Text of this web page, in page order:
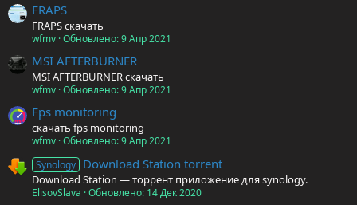
FRAPS
FRAPS скачать
wfmv Обновлено:9 Апр 2021
MSI AFTERBURNER
MSI AFTERBURNER скачать
wfmv Обновлено:9 Апр 2021
Fps monitoring
скачать fps monitoring
wfmv Обновлено:9 Апр 2021
Synology Download Station torrent
Download Station — торрент приложение для synology.
ElisovSlava Обновлено: 14 Дек 2020